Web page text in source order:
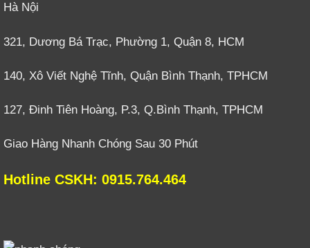
Hà Nội
321, Dương Bá Trạc, Phường 1, Quận 8, HCM
140, Xô Viết Nghệ Tĩnh, Quận Bình Thạnh, TPHCM
127, Đinh Tiên Hoàng, P.3, Q.Bình Thạnh, TPHCM
Giao Hàng Nhanh Chóng Sau 30 Phút
Hotline CSKH: 0915.764.464